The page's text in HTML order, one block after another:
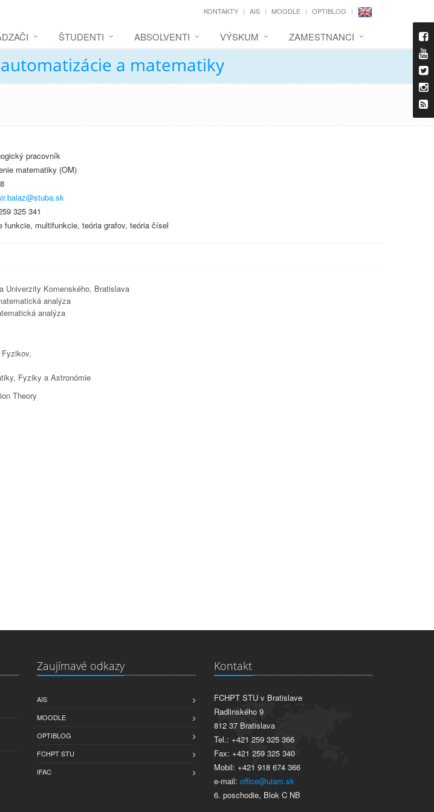
KONTAKTY AIS MOODLE OPTIBLOG
ŠTUDENTI ABSOLVENTI VÝSKUM ZAMESTNANCI
a matematiky
pracovník
matematiky (OM)
325 341
funkcie, multifunkcie, teória grafov, teória čísel
Univerzity Komenského, Bratislava
analýza
analýza
Fyziky a Astronómie
Theory
Zaujímavé odkazy
AIS
MOODLE
OPTIBLOG
FCHPT STU
IFAC
Kontakt
FCHPT STU v Bratislave
Radlinského 9
812 37 Bratislava
Tel.: +421 259 325 366
Fax: +421 259 325 340
Mobil: +421 918 674 366
e-mail: office@uiam.sk
6. poschodie, Blok C NB